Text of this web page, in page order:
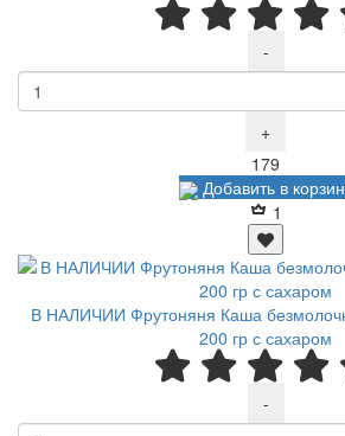
-
+
179
Добавить в
1
В НАЛИЧИИ Фрутоняня Каша
200 гр с сахаром
-